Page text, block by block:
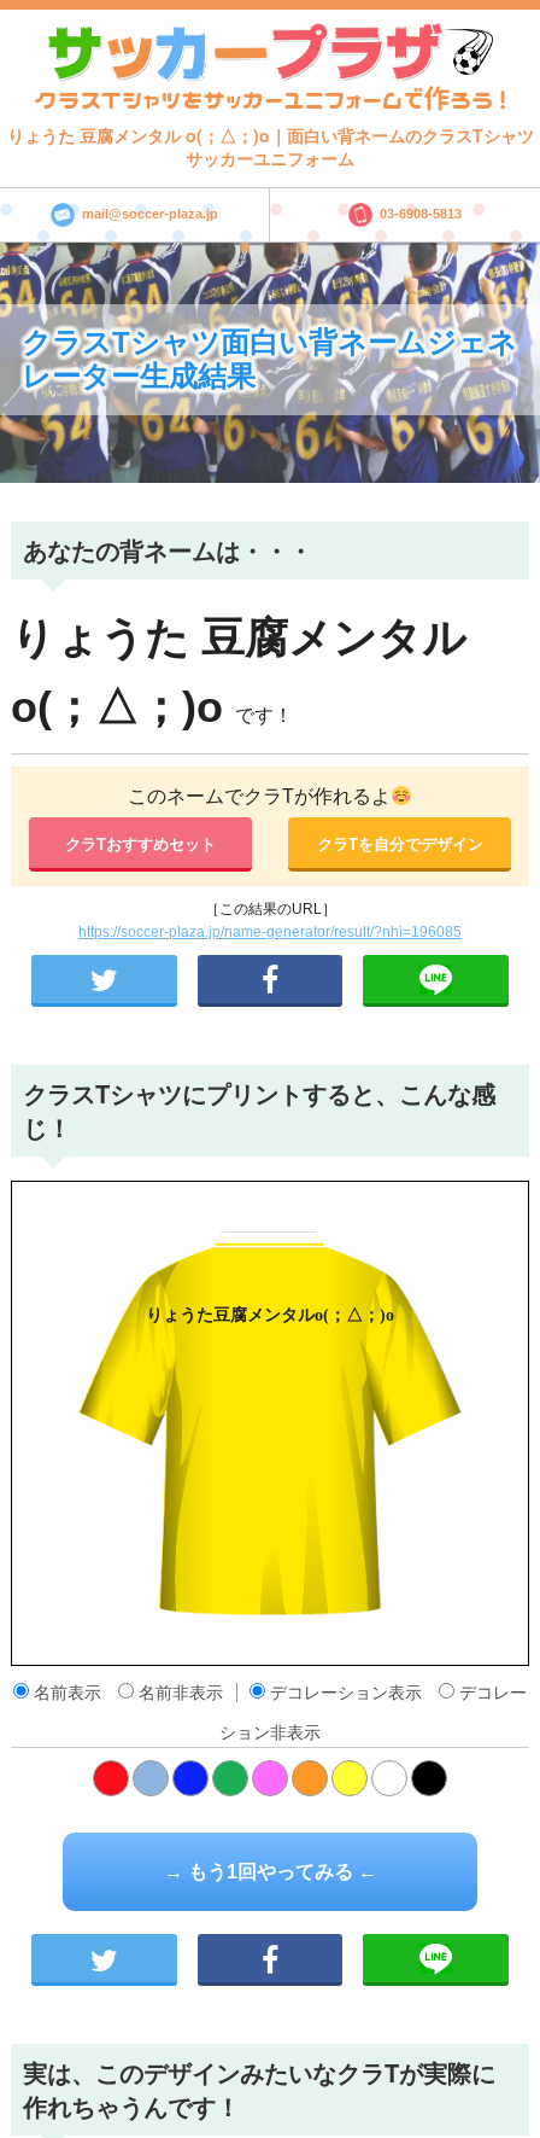
りょうた 豆腐メンタル o(；△；)o｜面白い背ネームのクラスTシャツ
サッカーユニフォーム
mail@soccer-plaza.jp 03-6908-5813
クラスTシャツ面白い背ネームジェネ
レーター生成結果
あなたの背ネームは・・・
りょうた 豆腐メンタル
o(；△；)o
です！
このネームでクラTが作れるよ
クラTおすすめセット クラTを自分でデザイン
［この結果のURL］
https://soccer-plaza.jp/name-generator/result/?nhi=196085
クラスTシャツにプリントすると、こんな感
じ！
りょうた豆腐メンタルo(；△；)o
名前表示 名前非表示 デコレーション表示 デコレー
ション非表示
→ もう1回やってみる ←
実は、このデザインみたいなクラTが実際に
作れちゃうんです！